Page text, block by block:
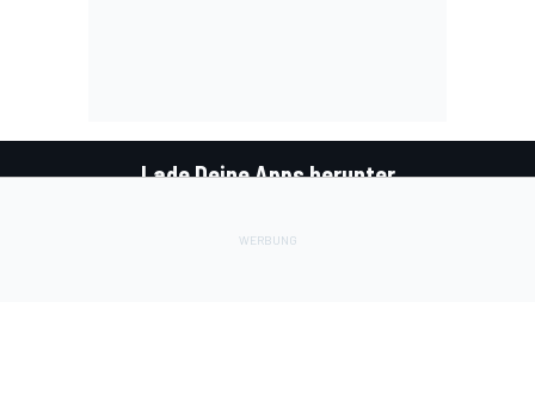
Lade Deine Apps herunter